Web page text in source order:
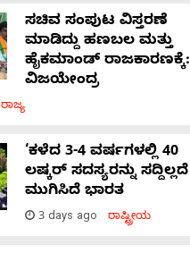
ಸಚಿವ ಸಂಪುಟ ವಿಸ್ತರಣೆ
ಮಾಡಿದ್ದು ಹಣಬಲ ಮತ್ತು
ಹೈಕಮಾಂಡ್ ರಾಜಕಾರಣಕ್ಕೆ:
ವಿಜಯೇಂದ್ರ
ರಾಜ್ಯ
‘ಕಳೆದ 3-4 ವರ್ಷಗಳಲ್ಲಿ 40
ಲಷ್ಕರ್ ಸದಸ್ಯರನ್ನು ಸದ್ದಿಲ್ಲದೆ
ಮುಗಿಸಿದೆ ಭಾರತ
3 days ago ರಾಷ್ಟ್ರೀಯ